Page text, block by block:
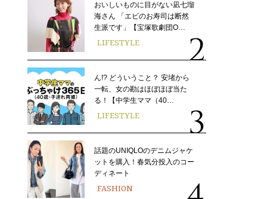
おいしいものに目がない凪七瑠
海さん 「エビのお寿司は断然
生派です」【宝塚歌劇団O…
LIFESTYLE
ん!? どういうこと？ 安堵から
一転、女の勘はほぼほぼ当た
る！【中学生ママ（40…
LIFESTYLE
話題のUNIQLOのデニムジャケ
ットを購入！春気分投入のコー
ディネート
FASHION